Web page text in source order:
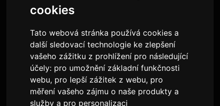
cookies
Tato webová stránka používá cookies a
další sledovací technologie ke zlepšení
vašeho zážitku z prohlížení pro následující
účely: pro umožnění základní funkčnosti
webu, pro lepší zážitek z webu, pro
měření vašeho zájmu o naše produkty a
služby a pro personalizaci
ReoNa oznamuje premiéru
hudebního videa 'Amore' pro
anime 'Kimishinu'